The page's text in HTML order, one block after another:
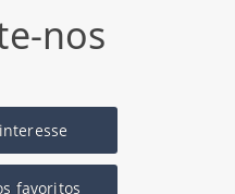
nos
favoritos